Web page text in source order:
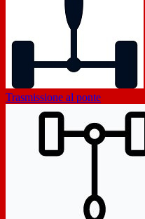
Trasmissione al ponte